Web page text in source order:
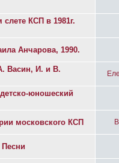
КСП в 1981г.
Анчарова, 1990.
Васин, И. и В.
юношеский
московского КСП
Песни